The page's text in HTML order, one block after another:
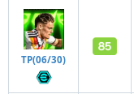
TP(06/30)